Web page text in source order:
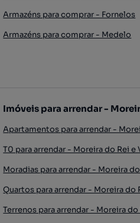
Armazéns para comprar - Fornelos
Armazéns para comprar - Medelo
Imóveis para arrendar -
Apartamentos para arrendar -
T0 para arrendar - Moreira do Rei e
Moradias para arrendar - Moreira
Quartos para arrendar - Moreira do
Terrenos para arrendar - Moreira do